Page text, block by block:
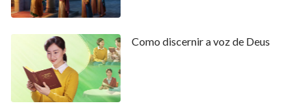
Como discernir a voz de Deus